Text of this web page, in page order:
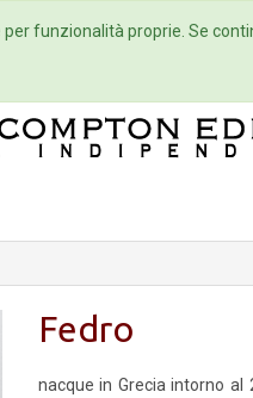
Eventi
Fedro
nacque in Grecia intorno
funzionalità proprie. Se